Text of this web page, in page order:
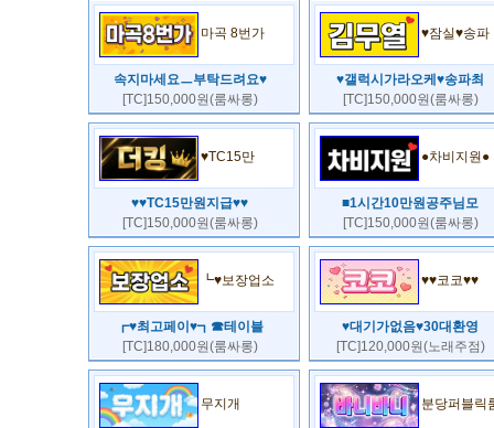
마곡 8번가
속지마세요ㅡ부탁드려요♥
[TC]150,000원(룸싸롱)
♥잠실♥송파
♥갤럭시가라오케♥송파최
[TC]150,000원(룸싸롱)
♥TC15만
♥♥TC15만원지급♥♥
[TC]150,000원(룸싸롱)
●차비지원●
■1시간10만원공주님모
[TC]150,000원(룸싸롱)
┗♥보장업소
┏♥최고페이♥┓☎테이블
[TC]180,000원(룸싸롱)
♥♥코코♥♥
♥대기가없음♥30대환영
[TC]120,000원(노래주점)
무지개 분당퍼블릭